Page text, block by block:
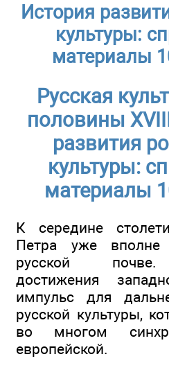
История
культуры:
материалы
Русская
половины
развития
культуры:
материалы
К середине
Петра уже вполне
русской почве.
достижения
импульс для
русской культуры,
во многом
европейской.